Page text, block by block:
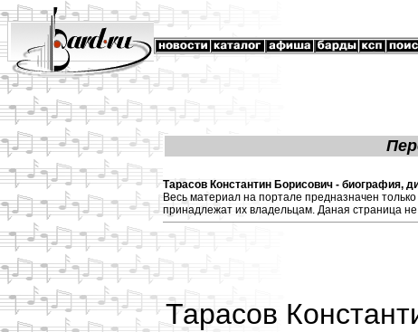
Тарасов Константин Борисович - биография,
Весь материал на портале предназначен
принадлежат их владельцам. Даная страница
Тарасов